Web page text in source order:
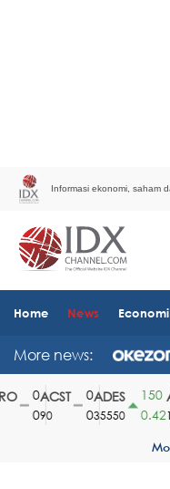
Informasi ekonomi, saham
Home News
More news:
ACST
90
ADES
35550
150
0.42164